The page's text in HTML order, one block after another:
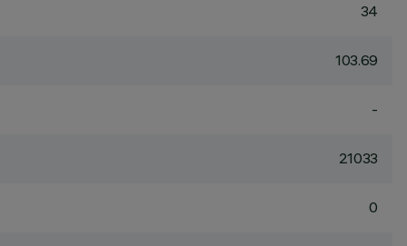
34
103.69
-
21033
0